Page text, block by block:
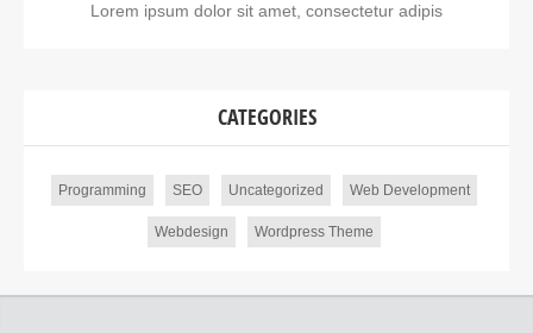
Lorem ipsum dolor sit amet, consectetur adipis
CATEGORIES
Programming SEO Uncategorized Web Development
Webdesign Wordpress Theme